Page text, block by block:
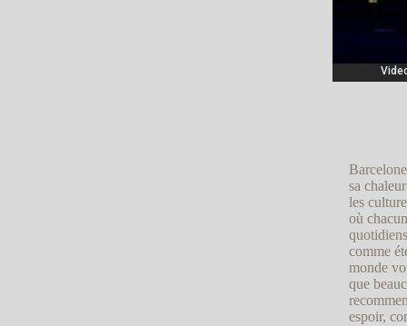
sa
les
où
comme
monde
que
espoir,